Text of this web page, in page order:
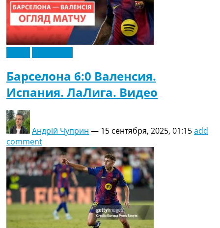
Барселона 6:0 Валенсия.
Испания. ЛаЛига. Видео
Андрій Чуприн — 15 сентября, 2025, 01:15add
comment